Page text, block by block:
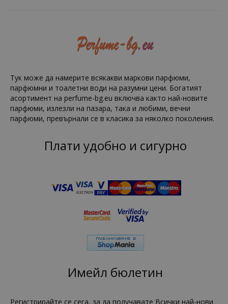
Тук може да намерите всякакви маркови парфюми,
парфюмни и тоалетни води на разумни цени. Богатият
асортимент на perfume-bg.eu включва както най-новите
парфюми, излезли на пазара, така и любими, вечни
парфюми, превърнали се в класика за няколко поколения.
Плати удобно и сигурно
Имейл бюлетин
Регистрирайте се сега, за да получавате Всички най-нови